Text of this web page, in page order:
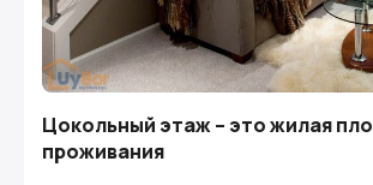
Цокольный этаж – это жилая
проживания